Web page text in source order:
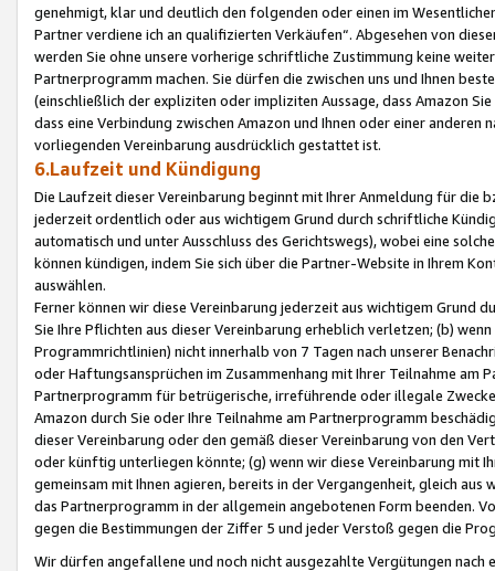
genehmigt, klar und deutlich den folgenden oder einen im
Partner verdiene ich an qualifizierten Verkäufen“. Abgesehen von
werden Sie ohne unsere vorherige schriftliche Zustimmung keine
Partnerprogramm machen. Sie dürfen die zwischen uns und Ihnen
(einschließlich der expliziten oder impliziten Aussage, dass Amazon
dass eine Verbindung zwischen Amazon und Ihnen oder einer
vorliegenden Vereinbarung ausdrücklich gestattet ist.
6.Laufzeit und Kündigung
Die Laufzeit dieser Vereinbarung beginnt mit Ihrer Anmeldung für die
jederzeit ordentlich oder aus wichtigem Grund durch schriftliche
automatisch und unter Ausschluss des Gerichtswegs), wobei eine
können kündigen, indem Sie sich über die Partner-Website in Ihrem
auswählen.
Ferner können wir diese Vereinbarung jederzeit aus wichtigem Grund
Sie Ihre Pflichten aus dieser Vereinbarung erheblich verletzen; (b)
Programmrichtlinien) nicht innerhalb von 7 Tagen nach unserer
oder Haftungsansprüchen im Zusammenhang mit Ihrer Teilnahme am
Partnerprogramm für betrügerische, irreführende oder illegale
Amazon durch Sie oder Ihre Teilnahme am Partnerprogramm
dieser Vereinbarung oder den gemäß dieser Vereinbarung von den
oder künftig unterliegen könnte; (g) wenn wir diese Vereinbarung mit
gemeinsam mit Ihnen agieren, bereits in der Vergangenheit, gleich
das Partnerprogramm in der allgemein angebotenen Form beenden.
gegen die Bestimmungen der Ziffer 5 und jeder Verstoß gegen die
Wir dürfen angefallene und noch nicht ausgezahlte Vergütungen